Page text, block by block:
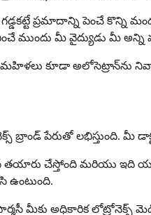
ప్రమాదాన్ని పెంచే కొన్ని
మీ వైద్యుడు మీ అన్ని
మహిళలు కూడా అలోసెట్రాన్‌ను
పేరుతో లభిస్తుంది. మీ
చేస్తోంది మరియు ఇది
ఉంటుంది.
ఫార్మసీ మీకు అధికారిక